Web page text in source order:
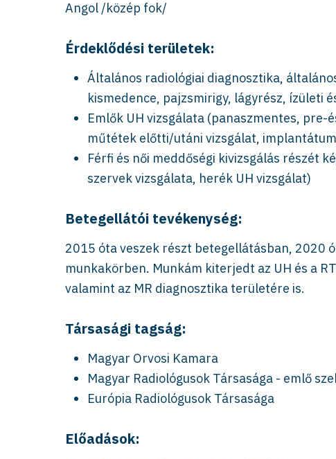
Angol /közép fok/
Érdeklődési területek:
Általános radiológiai diagnosztika,
kismedence, pajzsmirigy, lágyrész, ízületi
Emlők UH vizsgálata (panaszmentes, pre-
műtétek előtti/utáni vizsgálat,
Férfi és női meddőségi kivizsgálás részét
szervek vizsgálata, herék UH vizsgálat)
Betegellátói tevékenység:
2015 óta veszek részt betegellátásban, 2020
munkakörben. Munkám kiterjedt az UH és a
valamint az MR diagnosztika területére is.
Társasági tagság:
Magyar Orvosi Kamara
Magyar Radiológusok Társasága - emlő
Európia Radiológusok Társasága
Előadások: